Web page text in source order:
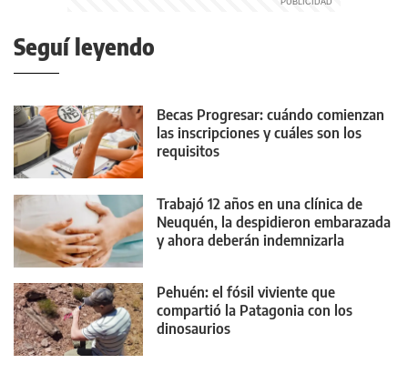
Seguí leyendo
Becas Progresar: cuándo comienzan
las inscripciones y cuáles son los
requisitos
Trabajó 12 años en una clínica de
Neuquén, la despidieron embarazada
y ahora deberán indemnizarla
Pehuén: el fósil viviente que
compartió la Patagonia con los
dinosaurios